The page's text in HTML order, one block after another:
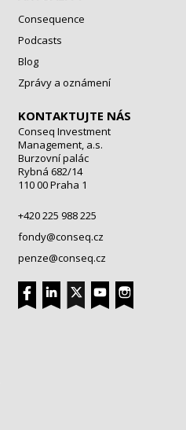
Consequence
Podcasts
Blog
Zprávy a oznámení
KONTAKTUJTE NÁS
Conseq Investment
Management, a.s.
Burzovní palác
Rybná 682/14
110 00 Praha 1
+420 225 988 225
fondy@conseq.cz
penze@conseq.cz